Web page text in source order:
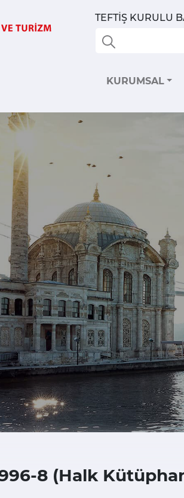
TEFTİŞ KURULU
KURUMSAL
8 (Halk